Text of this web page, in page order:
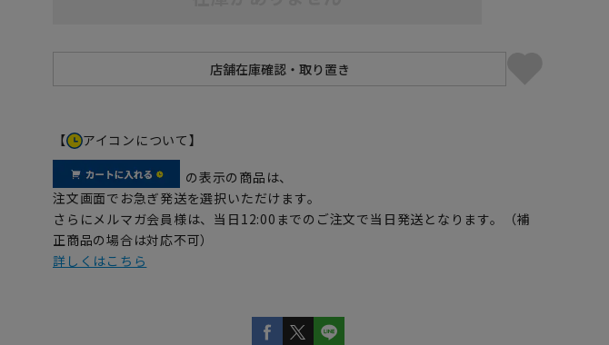
【 アイコンについて】
の表示の商品は、
注文画面でお急ぎ発送を選択いただけます。
さらにメルマガ会員様は、当日12:00までのご注文で当日発送となります。（補
正商品の場合は対応不可）
詳しくはこちら